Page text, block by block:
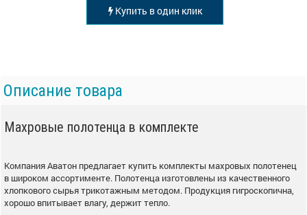
Купить в один клик
Описание товара
Махровые полотенца в комплекте
Компания Аватон предлагает купить комплекты махровых полотенец
в широком ассортименте. Полотенца изготовлены из качественного
хлопкового сырья трикотажным методом. Продукция гигроскопична,
хорошо впитывает влагу, держит тепло.